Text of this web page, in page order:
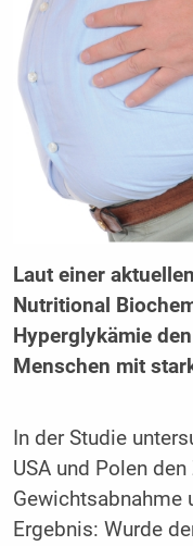
Laut einer
Nutritional
Hyperglykämie
Menschen mit
In der Studie
USA und Polen
Gewichtsabnahme
Ergebnis: Wurde